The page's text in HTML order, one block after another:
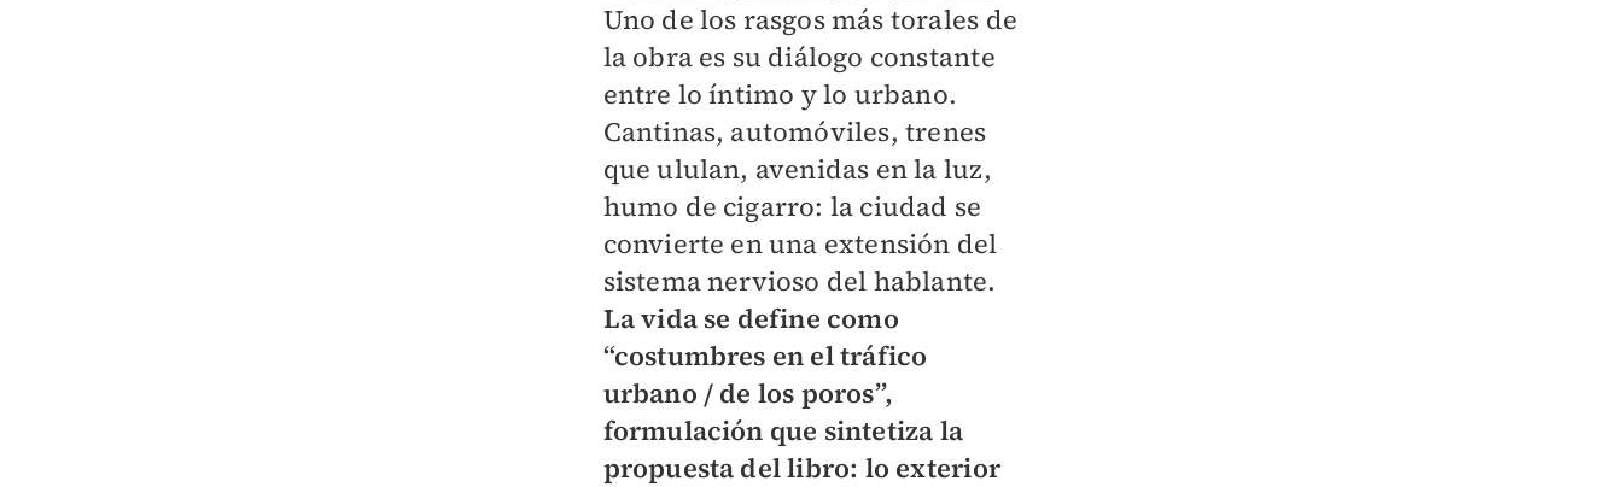
Uno de los rasgos más torales de
la obra es su diálogo constante
entre lo íntimo y lo urbano.
Cantinas, automóviles, trenes
que ululan, avenidas en la luz,
humo de cigarro: la ciudad se
convierte en una extensión del
sistema nervioso del hablante.
La vida se define como
“costumbres en el tráfico
urbano / de los poros”,
formulación que sintetiza la
propuesta del libro: lo exterior